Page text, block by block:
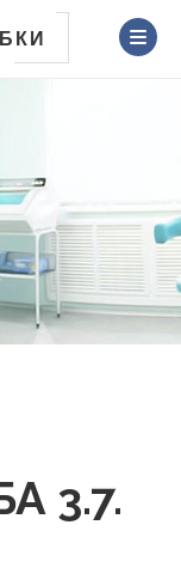
3.7.